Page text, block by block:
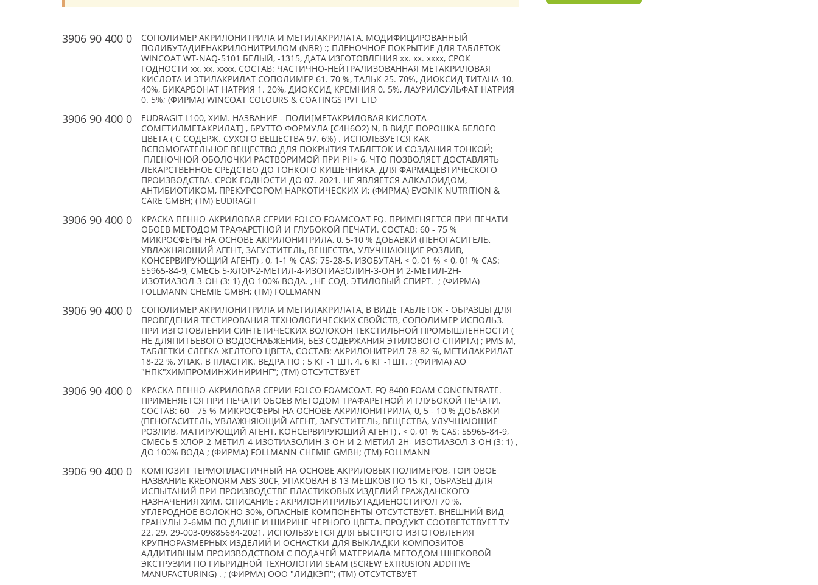
3906 90 400 0
СОПОЛИМЕР АКРИЛОНИТРИЛА И МЕТИЛАКРИЛАТА, МОДИФИЦИРОВАННЫЙ
ПОЛИБУТАДИЕНАКРИЛОНИТРИЛОМ (NBR) :; ПЛЕНОЧНОЕ ПОКРЫТИЕ ДЛЯ ТАБЛЕТОК
WINCOAT WT-NAQ-5101 БЕЛЫЙ, -1315, ДАТА ИЗГОТОВЛЕНИЯ xx. xx. xxxx, СРОК
ГОДНОСТИ xx. xx. xxxx, СОСТАВ: ЧАСТИЧНО-НЕЙТРАЛИЗОВАННАЯ МЕТАКРИЛОВАЯ
КИСЛОТА И ЭТИЛАКРИЛАТ СОПОЛИМЕР 61. 70 %, ТАЛЬК 25. 70%, ДИОКСИД ТИТАНА 10.
40%, БИКАРБОНАТ НАТРИЯ 1. 20%, ДИОКСИД КРЕМНИЯ 0. 5%, ЛАУРИЛСУЛЬФАТ НАТРИЯ
0. 5%; (ФИРМА) WINCOAT COLOURS & COATINGS PVT LTD
3906 90 400 0
EUDRAGIT L100, ХИМ. НАЗВАНИЕ - ПОЛИ[МЕТАКРИЛОВАЯ КИСЛОТА-
СОМЕТИЛМЕТАКРИЛАТ] , БРУТТО ФОРМУЛА [C4H6O2) N, В ВИДЕ ПОРОШКА БЕЛОГО
ЦВЕТА ( С СОДЕРЖ. СУХОГО ВЕЩЕСТВА 97. 6%) . ИСПОЛЬЗУЕТСЯ КАК
ВСПОМОГАТЕЛЬНОЕ ВЕЩЕСТВО ДЛЯ ПОКРЫТИЯ ТАБЛЕТОК И СОЗДАНИЯ ТОНКОЙ;
ПЛЕНОЧНОЙ ОБОЛОЧКИ РАСТВОРИМОЙ ПРИ PH> 6, ЧТО ПОЗВОЛЯЕТ ДОСТАВЛЯТЬ
ЛЕКАРСТВЕННОЕ СРЕДСТВО ДО ТОНКОГО КИШЕЧНИКА, ДЛЯ ФАРМАЦЕВТИЧЕСКОГО
ПРОИЗВОДСТВА. СРОК ГОДНОСТИ ДО 07. 2021. НЕ ЯВЛЯЕТСЯ АЛКАЛОИДОМ,
АНТИБИОТИКОМ, ПРЕКУРСОРОМ НАРКОТИЧЕСКИХ И; (ФИРМА) EVONIK NUTRITION &
CARE GMBH; (TM) EUDRAGIT
3906 90 400 0
КРАСКА ПЕННО-АКРИЛОВАЯ СЕРИИ FOLCO FOAMCOAT FQ. ПРИМЕНЯЕТСЯ ПРИ ПЕЧАТИ
ОБОЕВ МЕТОДОМ ТРАФАРЕТНОЙ И ГЛУБОКОЙ ПЕЧАТИ. СОСТАВ: 60 - 75 %
МИКРОСФЕРЫ НА ОСНОВЕ АКРИЛОНИТРИЛА, 0, 5-10 % ДОБАВКИ (ПЕНОГАСИТЕЛЬ,
УВЛАЖНЯЮЩИЙ АГЕНТ, ЗАГУСТИТЕЛЬ, ВЕЩЕСТВА, УЛУЧШАЮЩИЕ РОЗЛИВ,
КОНСЕРВИРУЮЩИЙ АГЕНТ) , 0, 1-1 % CAS: 75-28-5, ИЗОБУТАН, < 0, 01 % < 0, 01 % CAS:
55965-84-9, СМЕСЬ 5-ХЛОР-2-МЕТИЛ-4-ИЗОТИАЗОЛИН-3-ОН И 2-МЕТИЛ-2Н-
ИЗОТИАЗОЛ-3-ОН (3: 1) ДО 100% ВОДА. , НЕ СОД. ЭТИЛОВЫЙ СПИРТ. ; (ФИРМА)
FOLLMANN CHEMIE GMBH; (TM) FOLLMANN
3906 90 400 0
СОПОЛИМЕР АКРИЛОНИТРИЛА И МЕТИЛАКРИЛАТА, В ВИДЕ ТАБЛЕТОК - ОБРАЗЦЫ ДЛЯ
ПРОВЕДЕНИЯ ТЕСТИРОВАНИЯ ТЕХНОЛОГИЧЕСКИХ СВОЙСТВ, СОПОЛИМЕР ИСПОЛЬЗ.
ПРИ ИЗГОТОВЛЕНИИ СИНТЕТИЧЕСКИХ ВОЛОКОН ТЕКСТИЛЬНОЙ ПРОМЫШЛЕННОСТИ (
НЕ ДЛЯПИТЬЕВОГО ВОДОСНАБЖЕНИЯ, БЕЗ СОДЕРЖАНИЯ ЭТИЛОВОГО СПИРТА) ; PMS M,
ТАБЛЕТКИ СЛЕГКА ЖЕЛТОГО ЦВЕТА, СОСТАВ: АКРИЛОНИТРИЛ 78-82 %, МЕТИЛАКРИЛАТ
18-22 %, УПАК. В ПЛАСТИК. ВЕДРА ПО : 5 КГ -1 ШТ, 4. 6 КГ -1ШТ. ; (ФИРМА) АО
"НПК"ХИМПРОМИНЖИНИРИНГ"; (TM) ОТСУТСТВУЕТ
3906 90 400 0
КРАСКА ПЕННО-АКРИЛОВАЯ СЕРИИ FOLCO FOAMCOAT. FQ 8400 FOAM CONCENTRATE.
ПРИМЕНЯЕТСЯ ПРИ ПЕЧАТИ ОБОЕВ МЕТОДОМ ТРАФАРЕТНОЙ И ГЛУБОКОЙ ПЕЧАТИ.
СОСТАВ: 60 - 75 % МИКРОСФЕРЫ НА ОСНОВЕ АКРИЛОНИТРИЛА, 0, 5 - 10 % ДОБАВКИ
(ПЕНОГАСИТЕЛЬ, УВЛАЖНЯЮЩИЙ АГЕНТ, ЗАГУСТИТЕЛЬ, ВЕЩЕСТВА, УЛУЧШАЮЩИЕ
РОЗЛИВ, МАТИРУЮЩИЙ АГЕНТ, КОНСЕРВИРУЮЩИЙ АГЕНТ) , < 0, 01 % CAS: 55965-84-9,
СМЕСЬ 5-ХЛОР-2-МЕТИЛ-4-ИЗОТИАЗОЛИН-3-ОН И 2-МЕТИЛ-2Н- ИЗОТИАЗОЛ-3-ОН (3: 1) ,
ДО 100% ВОДА ; (ФИРМА) FOLLMANN CHEMIE GMBH; (TM) FOLLMANN
3906 90 400 0
КОМПОЗИТ ТЕРМОПЛАСТИЧНЫЙ НА ОСНОВЕ АКРИЛОВЫХ ПОЛИМЕРОВ, ТОРГОВОЕ
НАЗВАНИЕ KREONORM ABS 30CF, УПАКОВАН В 13 МЕШКОВ ПО 15 КГ, ОБРАЗЕЦ ДЛЯ
ИСПЫТАНИЙ ПРИ ПРОИЗВОДСТВЕ ПЛАСТИКОВЫХ ИЗДЕЛИЙ ГРАЖДАНСКОГО
НАЗНАЧЕНИЯ ХИМ. ОПИСАНИЕ : АКРИЛОНИТРИЛБУТАДИЕНОСТИРОЛ 70 %,
УГЛЕРОДНОЕ ВОЛОКНО 30%, ОПАСНЫЕ КОМПОНЕНТЫ ОТСУТСТВУЕТ. ВНЕШНИЙ ВИД -
ГРАНУЛЫ 2-6ММ ПО ДЛИНЕ И ШИРИНЕ ЧЕРНОГО ЦВЕТА. ПРОДУКТ СООТВЕТСТВУЕТ ТУ
22. 29. 29-003-09885684-2021. ИСПОЛЬЗУЕТСЯ ДЛЯ БЫСТРОГО ИЗГОТОВЛЕНИЯ
КРУПНОРАЗМЕРНЫХ ИЗДЕЛИЙ И ОСНАСТКИ ДЛЯ ВЫКЛАДКИ КОМПОЗИТОВ
АДДИТИВНЫМ ПРОИЗВОДСТВОМ С ПОДАЧЕЙ МАТЕРИАЛА МЕТОДОМ ШНЕКОВОЙ
ЭКСТРУЗИИ ПО ГИБРИДНОЙ ТЕХНОЛОГИИ SEAM (SCREW EXTRUSION ADDITIVE
MANUFACTURING) . ; (ФИРМА) ООО "ЛИДКЭП"; (TM) ОТСУТСТВУЕТ